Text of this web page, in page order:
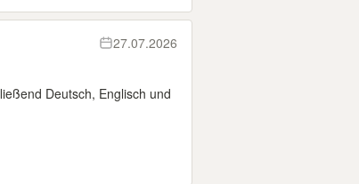
27.07.2026
Deutsch, Englisch und